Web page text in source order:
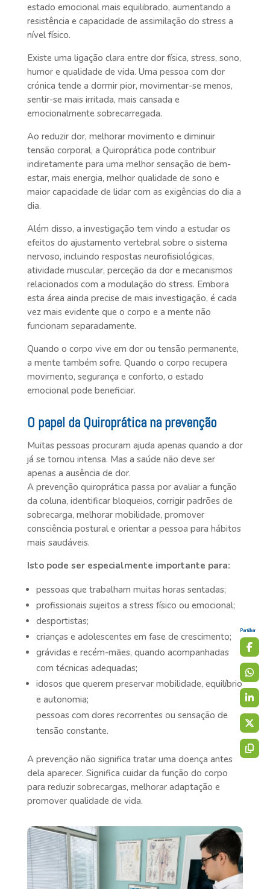
estado emocional mais equilibrado, aumentando a
resistência e capacidade de assimilação do stress a
nível físico.
Existe uma ligação clara entre dor física, stress, sono,
humor e qualidade de vida. Uma pessoa com dor
crónica tende a dormir pior, movimentar-se menos,
sentir-se mais irritada, mais cansada e
emocionalmente sobrecarregada.
Ao reduzir dor, melhorar movimento e diminuir
tensão corporal, a Quiroprática pode contribuir
indiretamente para uma melhor sensação de bem-
estar, mais energia, melhor qualidade de sono e
maior capacidade de lidar com as exigências do dia a
dia.
Além disso, a investigação tem vindo a estudar os
efeitos do ajustamento vertebral sobre o sistema
nervoso, incluindo respostas neurofisiológicas,
atividade muscular, perceção da dor e mecanismos
relacionados com a modulação do stress. Embora
esta área ainda precise de mais investigação, é cada
vez mais evidente que o corpo e a mente não
funcionam separadamente.
Quando o corpo vive em dor ou tensão permanente,
a mente também sofre. Quando o corpo recupera
movimento, segurança e conforto, o estado
emocional pode beneficiar.
O papel da Quiroprática na prevenção
Muitas pessoas procuram ajuda apenas quando a dor
já se tornou intensa. Mas a saúde não deve ser
apenas a ausência de dor.
A prevenção quiroprática passa por avaliar a função
da coluna, identificar bloqueios, corrigir padrões de
sobrecarga, melhorar mobilidade, promover
consciência postural e orientar a pessoa para hábitos
mais saudáveis.
Isto pode ser especialmente importante para:
pessoas que trabalham muitas horas sentadas;
profissionais sujeitos a stress físico ou emocional;
desportistas;
crianças e adolescentes em fase de crescimento;
grávidas e recém-mães, quando acompanhadas
com técnicas adequadas;
idosos que querem preservar mobilidade, equilíbrio
e autonomia;
pessoas com dores recorrentes ou sensação de
tensão constante.
A prevenção não significa tratar uma doença antes
dela aparecer. Significa cuidar da função do corpo
para reduzir sobrecargas, melhorar adaptação e
promover qualidade de vida.
Partilhar